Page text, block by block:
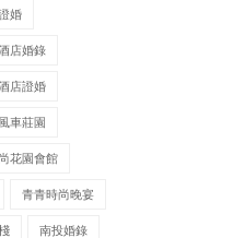
婚
店婚錄
店證婚
車莊園
花園會館
青青時尚晚宴
南投婚錄